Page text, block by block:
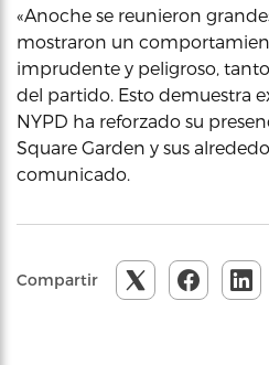
«Anoche se reunieron
mostraron un
imprudente y peligroso,
del partido. Esto demuestra
NYPD ha reforzado su
Square Garden y sus
comunicado.
Compartir